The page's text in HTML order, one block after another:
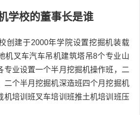
学校的董事长是谁
创建于2000年学院设置挖掘机装载
机叉车汽车吊机建筑塔吊8个专业山
专业设置一个半月挖掘机操作班，二
二个半月挖掘机深造班四个月挖掘机
机培训班叉车培训班推土机培训班压